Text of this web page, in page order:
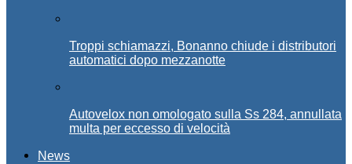
Troppi schiamazzi, Bonanno chiude i distributori
automatici dopo mezzanotte
Autovelox non omologato sulla Ss 284, annullata
multa per eccesso di velocità
News